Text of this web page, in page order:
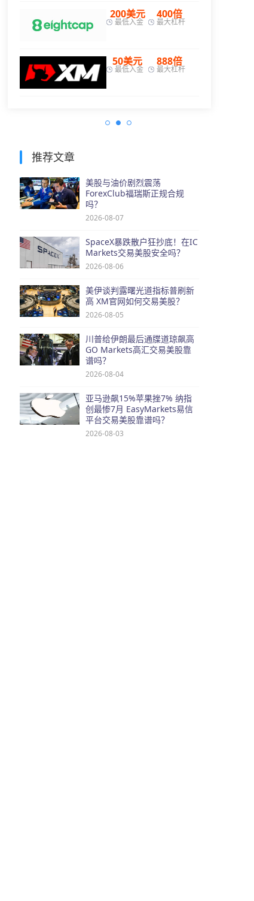
最大杠杆
888倍
最大杠杆
200美元
最低入金
200美元
最低入金
推荐文章
美股与油价剧烈震荡
ForexClub福瑞斯正规合规
吗？
2026-08-07
SpaceX暴跌散户狂抄底！在IC
Markets交易美股安全吗？
2026-08-06
美伊谈判露曙光道指标普刷新
高 XM官网如何交易美股？
2026-08-05
川普给伊朗最后通牒道琼飙高
GO Markets高汇交易美股靠
谱吗？
2026-08-04
亚马逊飙15%苹果挫7% 纳指
创最惨7月 EasyMarkets易信
平台交易美股靠谱吗？
2026-08-03